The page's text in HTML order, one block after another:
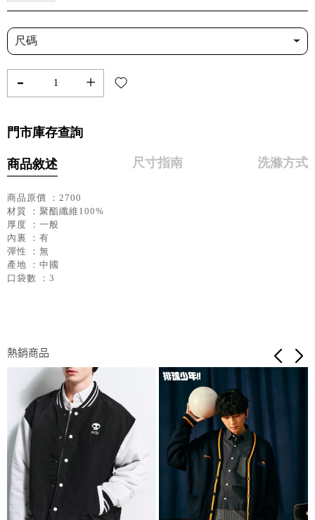
尺碼
- +
門市庫存查詢
商品敘述 尺寸指南 洗滌方式
商品原價 ：2700
材質 ：聚酯纖維100%
厚度 ：一般
內裏 ：有
彈性 ：無
產地 ：中國
口袋數 ：3
熱銷商品